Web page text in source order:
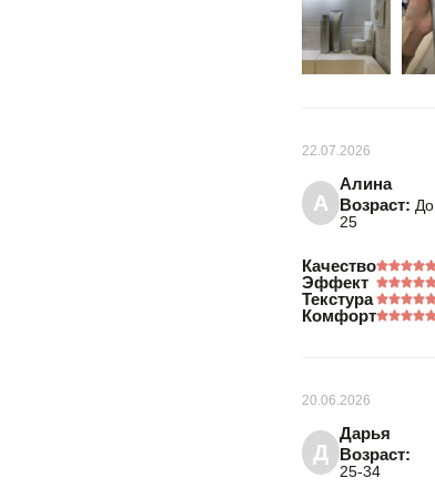
22.07.2026
А
Алина
Возраст: До
25
Качество
Эффект
Текстура
Комфорт
20.06.2026
Д
Дарья
Возраст:
25-34